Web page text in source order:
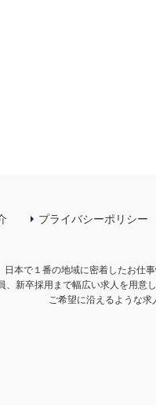
プライバシーポリシー
日本で１番の地域に密着したお仕
、新卒採用まで幅広い求人を用意
ご希望に沿えるような求